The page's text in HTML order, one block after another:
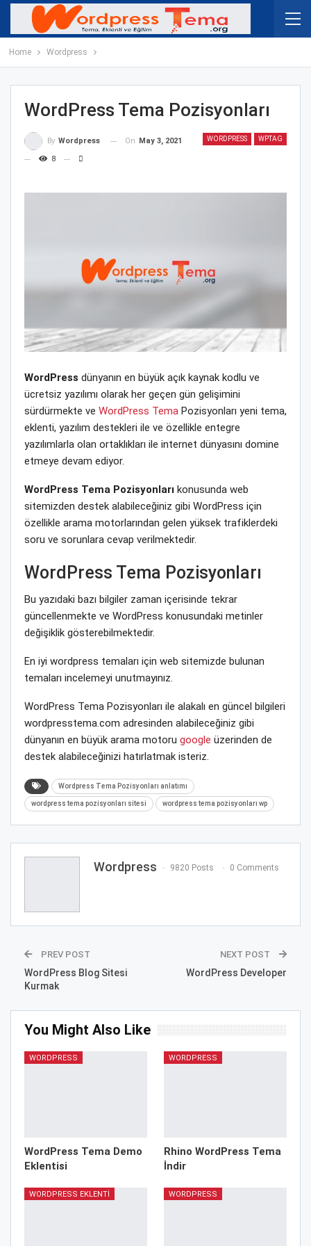
Home Wordpress
WordPress Tema Pozisyonları
WORDPRESS WPTAG
By Wordpress On May 3, 2021
8
WordPress dünyanın en büyük açık kaynak kodlu ve
ücretsiz yazılımı olarak her geçen gün gelişimini
sürdürmekte ve WordPress Tema Pozisyonları yeni tema,
eklenti, yazılım destekleri ile ve özellikle entegre
yazılımlarla olan ortaklıkları ile internet dünyasını domine
etmeye devam ediyor.
WordPress Tema Pozisyonları konusunda web
sitemizden destek alabileceğiniz gibi WordPress için
özellikle arama motorlarından gelen yüksek trafiklerdeki
soru ve sorunlara cevap verilmektedir.
WordPress Tema Pozisyonları
Bu yazıdaki bazı bilgiler zaman içerisinde tekrar
güncellenmekte ve WordPress konusundaki metinler
değişiklik gösterebilmektedir.
En iyi wordpress temaları için web sitemizde bulunan
temaları incelemeyi unutmayınız.
WordPress Tema Pozisyonları ile alakalı en güncel bilgileri
wordpresstema.com adresinden alabileceğiniz gibi
dünyanın en büyük arama motoru google üzerinden de
destek alabileceğinizi hatırlatmak isteriz.
Wordpress Tema Pozisyonları anlatımı
wordpress tema pozisyonları sitesi wordpress tema pozisyonları wp
Wordpress 9820 Posts 0 Comments
PREV POST
WordPress Blog Sitesi
Kurmak
NEXT POST
WordPress Developer
You Might Also Like
WORDPRESS
WordPress Tema Demo
Eklentisi
WORDPRESS
Rhino WordPress Tema
İndir
WORDPRESS EKLENTI WORDPRESS